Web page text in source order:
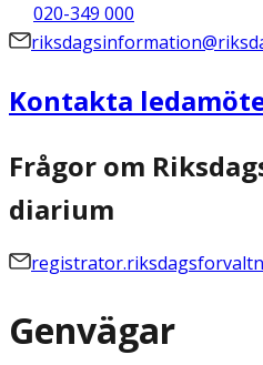
020-349 000
Kontakta
Frågor om
diarium
Genvägar